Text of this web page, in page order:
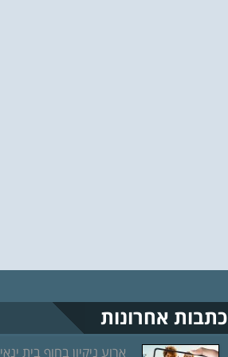
כתבות אחרונות
ארוע ניקיון בחוף בית ינאי